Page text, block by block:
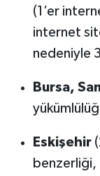
(1’er
internet
nedeniyle
Bursa,
Eskişehir
benzerliği,